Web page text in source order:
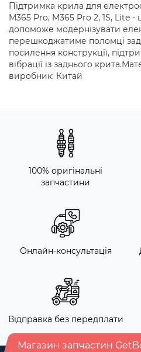
Підтримка крила для
M365 Pro, M365 Pro 2, 1S, Lite -
допоможе модернізувати
перешкоджатиме поломці
посилення конструкції,
вібрації із заднього
виробник: Китай
100% оригінальні
запчастини
Онлайн-консультація
Відправка без передплати
Магазин запчастин